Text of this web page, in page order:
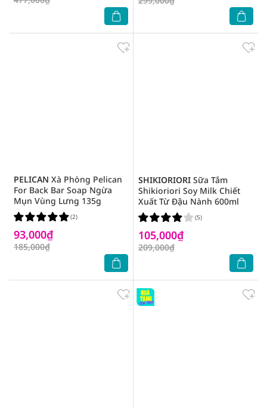
PELICAN Xà Phòng Pelican
For Back Bar Soap Ngừa
Mụn Vùng Lưng 135g
93,000₫
185,000₫
(2)
SHIKIORIORI Sữa Tắm
Shikioriori Soy Milk Chiết
Xuất Từ Đậu Nành 600ml
105,000₫
209,000₫
(5)